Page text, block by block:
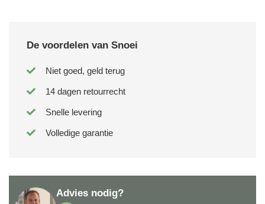
De voordelen van Snoei
Niet goed, geld terug
14 dagen retourrecht
Snelle levering
Volledige garantie
Advies nodig?